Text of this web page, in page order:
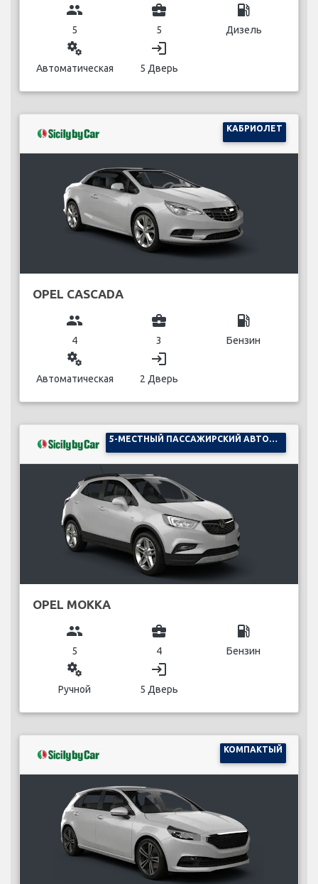
group
5
business_center
5
local_gas_station
Дизель
miscellaneous_services
Автоматическая
login
5 Дверь
КАБРИОЛЕТ
OPEL CASCADA
group
4
business_center
3
local_gas_station
Бензин
miscellaneous_services
Автоматическая
login
2 Дверь
OPEL MOKKA
group
5
business_center
4
local_gas_station
Бензин
miscellaneous_services
Ручной
login
5 Дверь
КОМПАКТЫЙ